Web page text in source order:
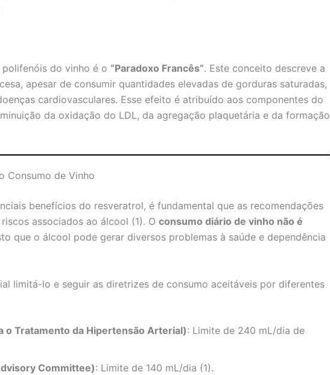
do vinho é o “Paradoxo Francês”. Este conceito descreve a
apesar de consumir quantidades elevadas de gorduras saturadas,
cardiovasculares. Esse efeito é atribuído aos componentes do
da oxidação do LDL, da agregação plaquetária e da formação
Consumo de Vinho
benefícios do resveratrol, é fundamental que as recomendações
associados ao álcool (1). O consumo diário de vinho não é
que o álcool pode gerar diversos problemas à saúde e dependência
limitá-lo e seguir as diretrizes de consumo aceitáveis por diferentes
o Tratamento da Hipertensão Arterial): Limite de 240 mL/dia de
Committee): Limite de 140 mL/dia (1).